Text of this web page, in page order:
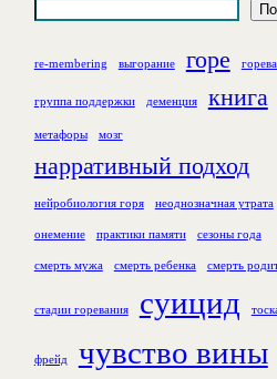
и
с
к
re-membering выгорание горе
группа поддержки деменция книга
метафоры мозг
нарративный подход
нейробиология горя неоднозначная утрата
онемение практики памяти сезоны года
смерть мужа смерть ребенка смерть
стадии горевания суицид
фрейд чувство вины